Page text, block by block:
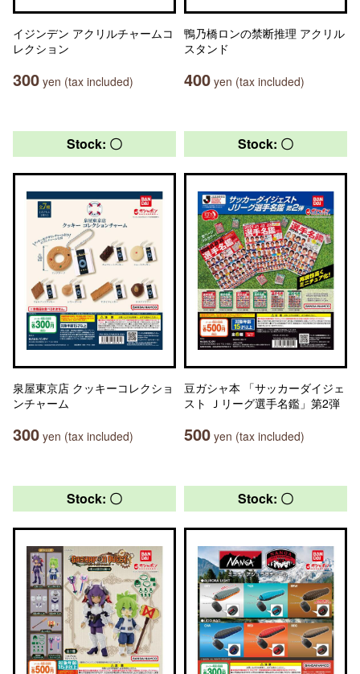
イジンデン アクリルチャームコ
レクション
300 yen (tax included)
鴨乃橋ロンの禁断推理 アクリル
スタンド
400 yen (tax included)
Stock: 〇
泉屋東京店 クッキーコレクショ
ンチャーム
300 yen (tax included)
Stock: 〇
豆ガシャ本 「サッカーダイジェ
スト Ｊリーグ選手名鑑」第2弾
500 yen (tax included)
Stock: 〇 Stock: 〇